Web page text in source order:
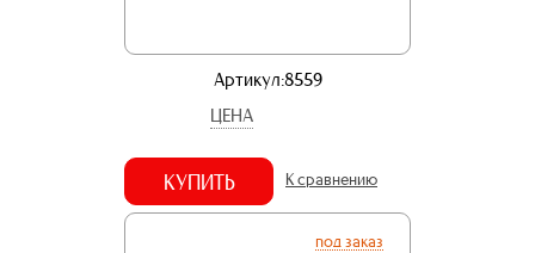
Артикул:8559
ЦЕНА
КУПИТЬ К сравнению
под заказ